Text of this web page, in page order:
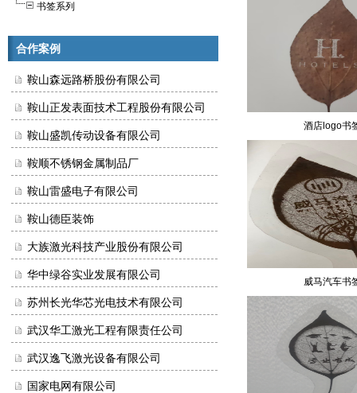
书签系列
合作案例
鞍山森远路桥股份有限公司
鞍山正发表面技术工程股份有限公司
鞍山盛凯传动设备有限公司
鞍顺不锈钢金属制品厂
鞍山雷盛电子有限公司
鞍山德臣装饰
大族激光科技产业股份有限公司
华中绿谷实业发展有限公司
苏州长光华芯光电技术有限公司
武汉华工激光工程有限责任公司
武汉逸飞激光设备有限公司
国家电网有限公司
酒店logo书
威马汽车书